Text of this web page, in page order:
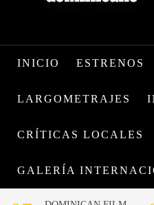
INICIO ESTRENOS
LARGOMETRAJES
CRÍTICAS LOCALES
GALERÍA